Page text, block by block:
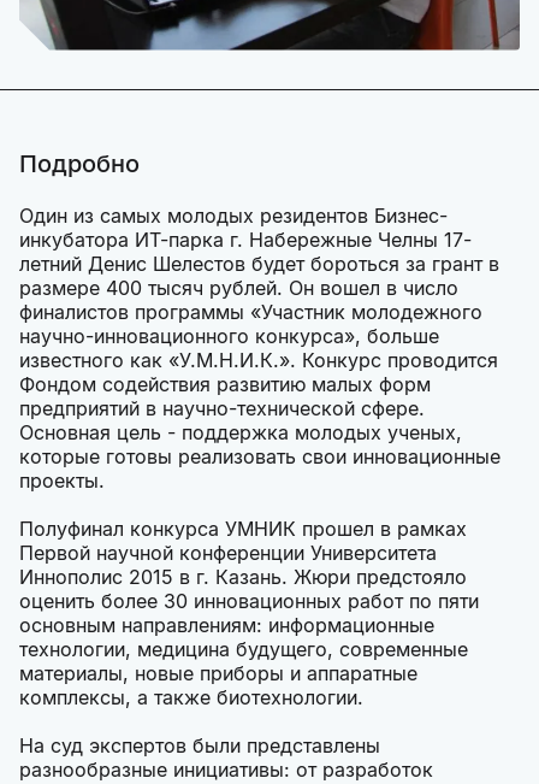
Подробно
Один из самых молодых резидентов Бизнес-
инкубатора ИТ-парка г. Набережные Челны 17-
летний Денис Шелестов будет бороться за грант в
размере 400 тысяч рублей. Он вошел в число
финалистов программы «Участник молодежного
научно-инновационного конкурса», больше
известного как «У.М.Н.И.К.». Конкурс проводится
Фондом содействия развитию малых форм
предприятий в научно-технической сфере.
Основная цель - поддержка молодых ученых,
которые готовы реализовать свои инновационные
проекты.
Полуфинал конкурса УМНИК прошел в рамках
Первой научной конференции Университета
Иннополис 2015 в г. Казань. Жюри предстояло
оценить более 30 инновационных работ по пяти
основным направлениям: информационные
технологии, медицина будущего, современные
материалы, новые приборы и аппаратные
комплексы, а также биотехнологии.
На суд экспертов были представлены
разнообразные инициативы: от разработок